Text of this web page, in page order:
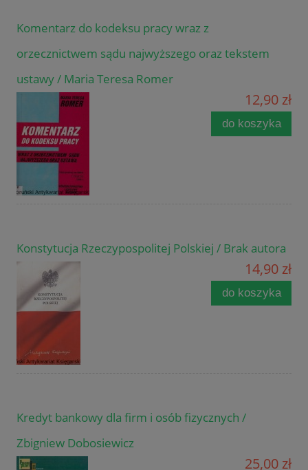
Komentarz do kodeksu pracy wraz z
orzecznictwem sądu najwyższego oraz tekstem
ustawy / Maria Teresa Romer
12,90 zł
do koszyka
Konstytucja Rzeczypospolitej Polskiej / Brak autora
14,90 zł
do koszyka
Kredyt bankowy dla firm i osób fizycznych /
Zbigniew Dobosiewicz
25,00 zł